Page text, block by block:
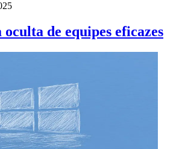
de equipes eficazes